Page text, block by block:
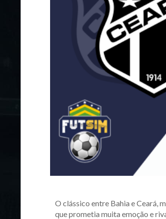
O clássico entre Bahia e Ceará,
que prometia muita emoção e